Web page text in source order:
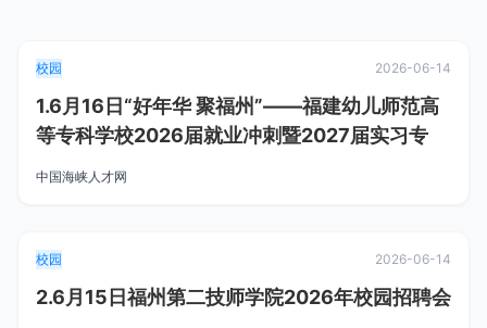
校园 2026-06-14
1.6月16日“好年华 聚福州”——福建幼儿师范高
等专科学校2026届就业冲刺暨2027届实习专
中国海峡人才网
校园 2026-06-14
2.6月15日福州第二技师学院2026年校园招聘会